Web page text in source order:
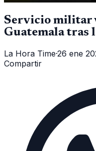
Servicio militar
Guatemala tras
La Hora Time·26 ene
Compartir